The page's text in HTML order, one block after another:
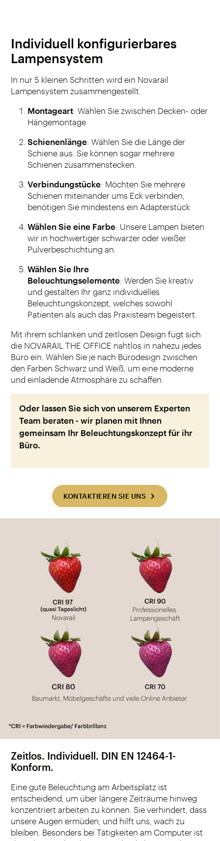
Individuell konfigurierbares
Lampensystem
In nur 5 kleinen Schritten wird ein Novarail
Lampensystem zusammengestellt.
Montageart: Wählen Sie zwischen Decken- oder
Hängemontage
Schienenlänge: Wählen Sie die Länge der
Schiene aus. Sie können sogar mehrere
Schienen zusammenstecken.
Verbindungstücke: Möchten Sie mehrere
Schienen miteinander ums Eck verbinden,
benötigen Sie mindestens ein Adapterstück
Wählen Sie eine Farbe: Unsere Lampen bieten
wir in hochwertiger schwarzer oder weißer
Pulverbeschichtung an.
Wählen Sie Ihre
Beleuchtungselemente: Werden Sie kreativ
und gestalten Ihr ganz individuelles
Beleuchtungskonzept, welches sowohl
Patienten als auch das Praxisteam begeistert.
Mit ihrem schlanken und zeitlosen Design fügt sich
die NOVARAIL THE OFFICE nahtlos in nahezu jedes
Büro ein. Wählen Sie je nach Bürodesign zwischen
den Farben Schwarz und Weiß, um eine moderne
und einladende Atmosphäre zu schaffen.
Oder lassen Sie sich von unserem Experten
Team beraten - wir planen mit Ihnen
gemeinsam Ihr Beleuchtungskonzept für ihr
Büro.
KONTAKTIEREN SIE UNS
Zeitlos. Individuell. DIN EN 12464-1-
Konform.
Eine gute Beleuchtung am Arbeitsplatz ist
entscheidend, um über längere Zeiträume hinweg
konzentriert arbeiten zu können. Sie verhindert, dass
unsere Augen ermüden, und hilft uns, wach zu
bleiben. Besonders bei Tätigkeiten am Computer ist